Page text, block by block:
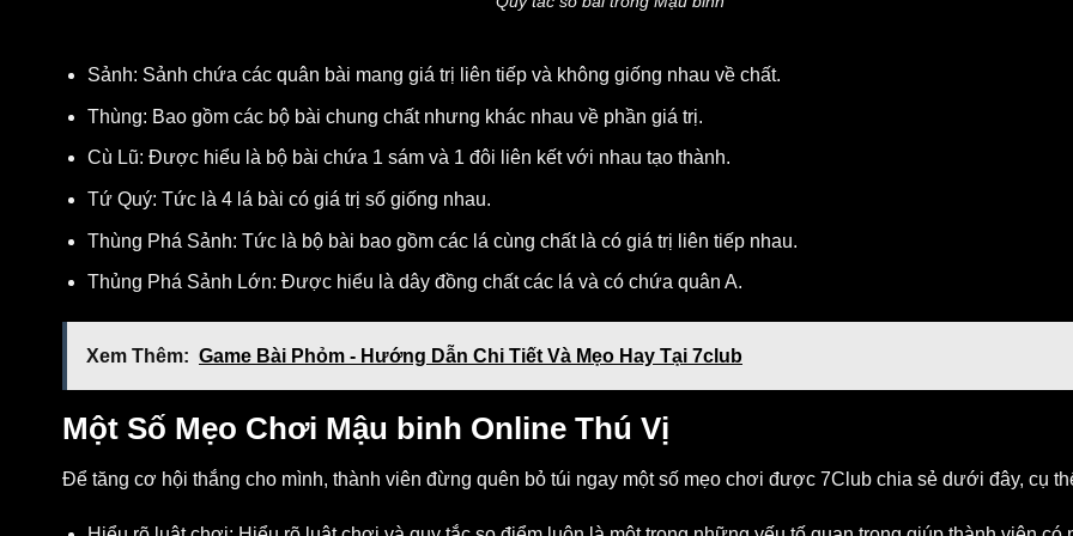
Sảnh: Sảnh chứa các quân bài mang giá trị liên tiếp và không giống nhau về chất.
Thùng: Bao gồm các bộ bài chung chất nhưng khác nhau về phần giá trị.
Cù Lũ: Được hiểu là bộ bài chứa 1 sám và 1 đôi liên kết với nhau tạo thành.
Tứ Quý: Tức là 4 lá bài có giá trị số giống nhau.
Thùng Phá Sảnh: Tức là bộ bài bao gồm các lá cùng chất là có giá trị liên tiếp nhau.
Thủng Phá Sảnh Lớn: Được hiểu là dây đồng chất các lá và có chứa quân A.
Xem Thêm: Game Bài Phỏm - Hướng Dẫn Chi Tiết Và Mẹo Hay Tại 7club
Một Số Mẹo Chơi Mậu binh Online Thú Vị
Để tăng cơ hội thắng cho mình, thành viên đừng quên bỏ túi ngay một số mẹo chơi được 7Club chia sẻ dưới đây, cụ